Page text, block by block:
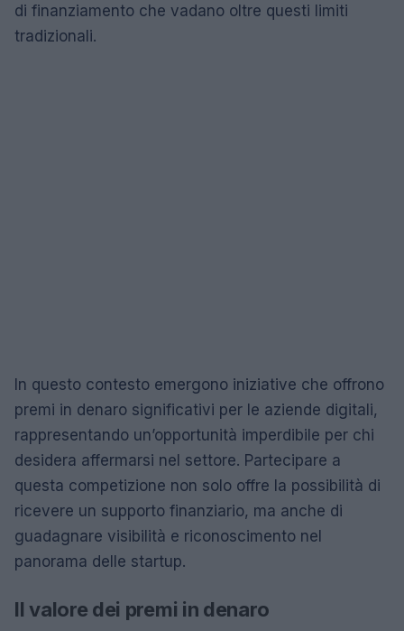
di finanziamento che vadano oltre questi limiti
tradizionali.
In questo contesto emergono iniziative che offrono
premi in denaro significativi per le aziende digitali,
rappresentando un’opportunità imperdibile per chi
desidera affermarsi nel settore. Partecipare a
questa competizione non solo offre la possibilità di
ricevere un supporto finanziario, ma anche di
guadagnare visibilità e riconoscimento nel
panorama delle startup.
Il valore dei premi in denaro